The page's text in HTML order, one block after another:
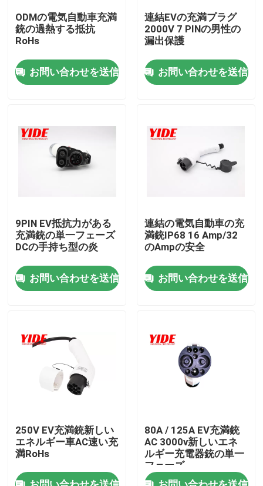
ホーム
接触
電気自動車のコネクター
オートバイの電気コネクタ
スクーター電池コネクター
EVの充満山
ODMの電気自動車充満
銃の過熱する抵抗
RoHs
お問い合わせを送信
連結EVの充満プラグ
2000V 7 PINの男性の
漏出保護
お問い合わせを送信
9PIN EV抵抗力がある
充満銃の単一フェーズ
DCの手持ち型の炎
お問い合わせを送信
連結の電気自動車の充
満銃IP68 16 Amp/32
のAmpの安全
お問い合わせを送信
250V EV充満銃新しい
エネルギー車AC速い充
満RoHs
80A / 125A EV充満銃
AC 3000v新しいエネ
ルギー充電器銃の単一
フェーズ